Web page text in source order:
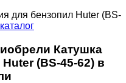
для бензопил Huter (BS-
Катушка
(BS-45-62) в